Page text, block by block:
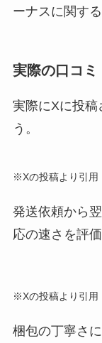
ーナスに関す
実際の口コミ
実際にXに投稿
う。
※Xの投稿より引用
発送依頼から
応の速さを評
※Xの投稿より引用
梱包の丁寧さ